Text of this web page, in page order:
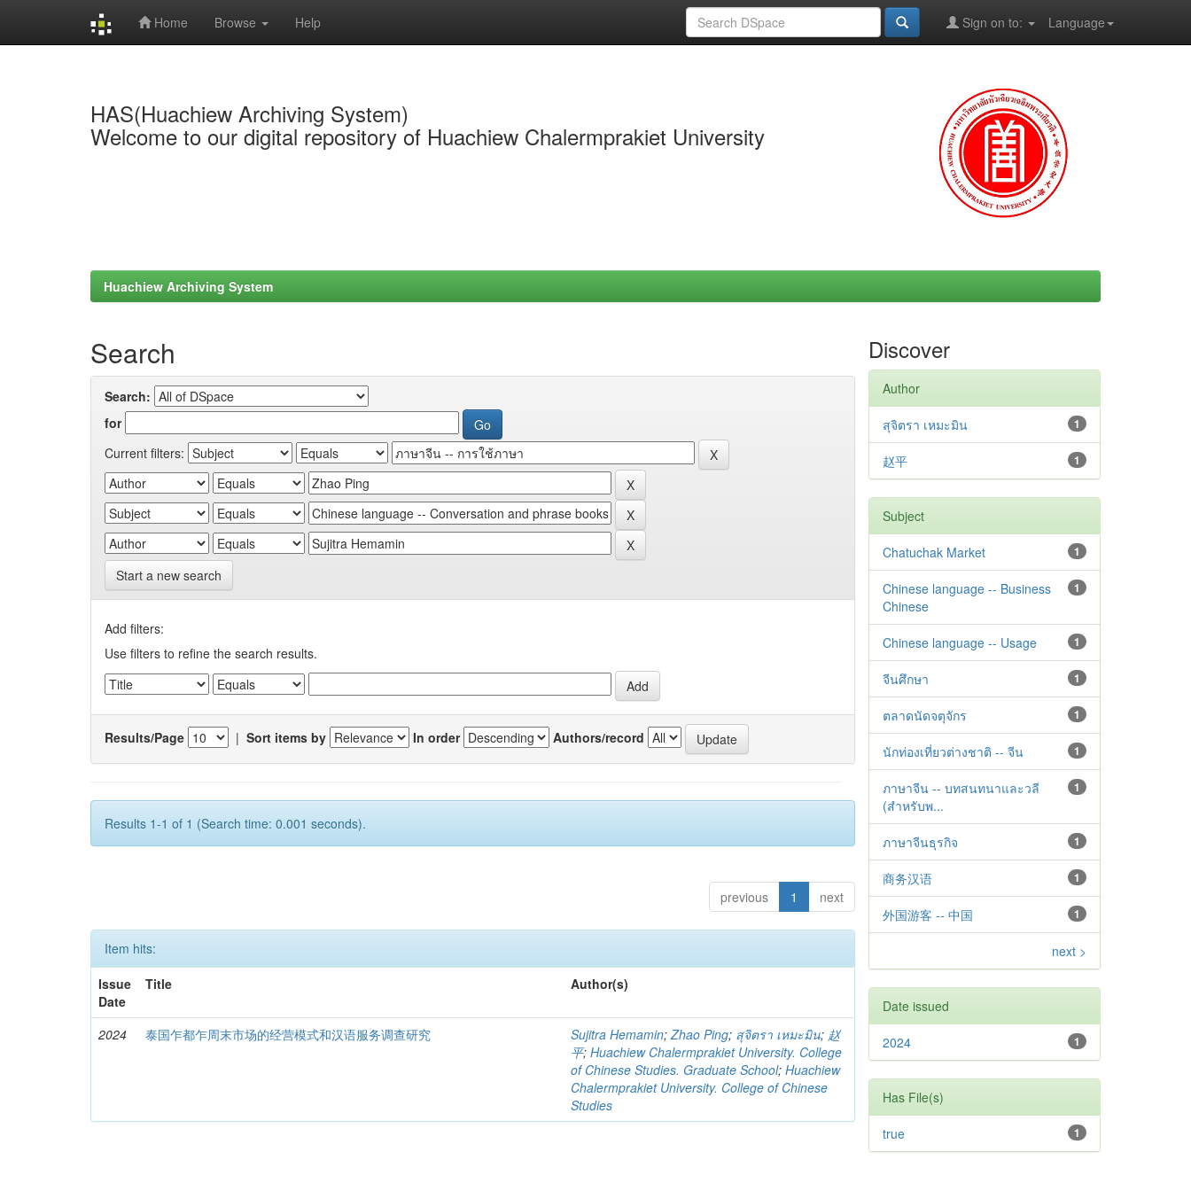
Home Browse Help Language
Sign on to:
HAS(Huachiew Archiving System)
Welcome to our digital repository of Huachiew Chalermprakiet University
Huachiew Archiving System
Search
Search:
for
Current filters:
Start a new search
Add filters:
Use filters to refine the search results.
Results/Page | Sort items by In order Authors/record
Results 1-1 of 1 (Search time: 0.001 seconds).
previous 1 next
Item hits:
Issue
Date
Title Author(s)
2024 泰国乍都乍周末市场的经营模式和汉语服务调查研究 Sujitra Hemamin;Zhao Ping; สุจิตรา เหมะมิน; 赵
平;Huachiew Chalermprakiet University. College
of Chinese Studies. Graduate School;Huachiew
Chalermprakiet University. College of Chinese
Studies
Discover
Author
1
สุจิตรา เหมะมิน
1
赵平
Subject
1
Chatuchak Market
1
Chinese language -- Business
Chinese
1
Chinese language -- Usage
1
จีนศึกษา
1
ตลาดนัดจตุจักร
1
นักท่องเที่ยวต่างชาติ -- จีน
1
ภาษาจีน -- บทสนทนาและวลี
(สำหรับพ...
1
ภาษาจีนธุรกิจ
1
商务汉语
1
外国游客 -- 中国
next >
Date issued
1
2024
Has File(s)
1
true